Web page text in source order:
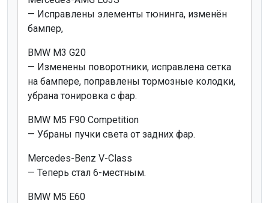
— Исправлены элементы тюнинга, изменён
бампер,
BMW M3 G20
— Изменены поворотники, исправлена сетка
на бампере, поправлены тормозные колодки,
убрана тонировка с фар.
BMW M5 F90 Competition
— Убраны пучки света от задних фар.
Mercedes-Benz V-Class
— Теперь стал 6-местным.
BMW M5 E60